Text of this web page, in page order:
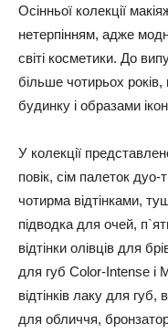
Осінньої колекції
нетерпінням, адже
світі косметики. До
більше чотирьох
будинку і образами
У колекції
повік, сім палеток дуо-
чотирма відтінками,
підводка для очей,
відтінки олівців для
для губ Color-Intense і
відтінків лаку для губ,
для обличчя,